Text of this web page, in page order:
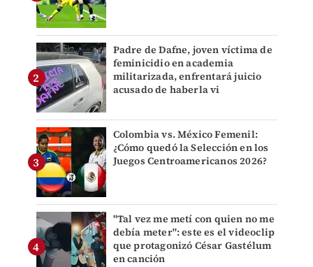
Padre de Dafne, joven víctima de
feminicidio en academia
militarizada, enfrentará juicio
acusado de haberla vi
Colombia vs. México Femenil:
¿Cómo quedó la Selección en los
Juegos Centroamericanos 2026?
"Tal vez me metí con quien no me
debía meter": este es el videoclip
que protagonizó César Gastélum
en canción